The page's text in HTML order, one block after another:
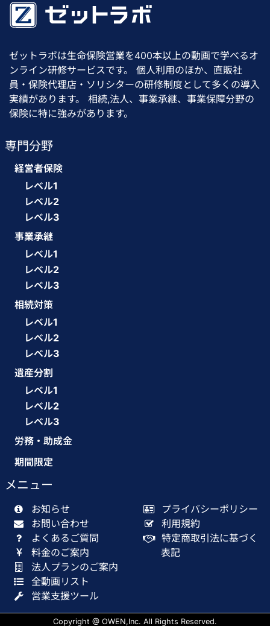
ゼットラボは生命保険営業を400本以上の動画で学べるオ
ンライン研修サービスです。 個人利用のほか、直販社
員・保険代理店・ソリシターの研修制度として多くの導入
実績があります。 相続,法人、事業承継、事業保障分野の
保険に特に強みがあります。
専門分野
経営者保険
レベル1
レベル2
レベル3
事業承継
レベル1
レベル2
レベル3
相続対策
レベル1
レベル2
レベル3
遺産分割
レベル1
レベル2
レベル3
労務・助成金
期間限定
メニュー
お知らせ
お問い合わせ
よくあるご質問
料金のご案内
法人プランのご案内
全動画リスト
営業支援ツール
プライバシーポリシー
利用規約
特定商取引法に基づく
表記
Copyright @ OWEN,Inc. All Rights Reserved.